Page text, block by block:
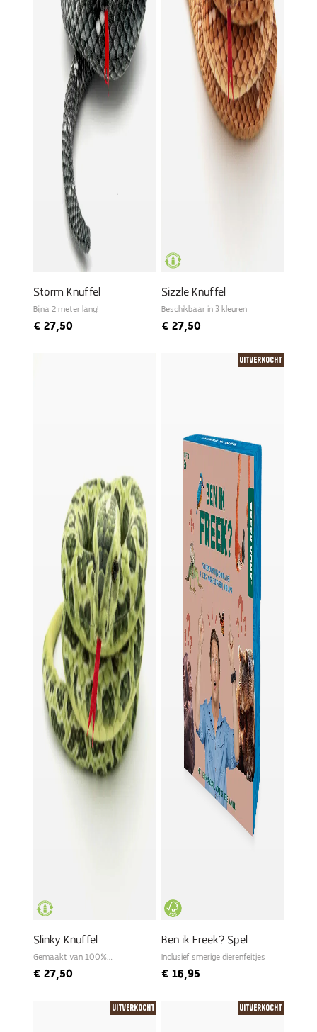
Storm Knuffel
Bijna 2 meter lang!
€ 27,50
Sizzle Knuffel
Beschikbaar in 3 kleuren
€27,50
Slinky Knuffel
Gemaakt van 100%
€ 27,50
Uitverkocht
Ben ik Freek? Spel
Inclusief smerige dierenfeitjes
€16,95
Uitverkocht Uitverkocht